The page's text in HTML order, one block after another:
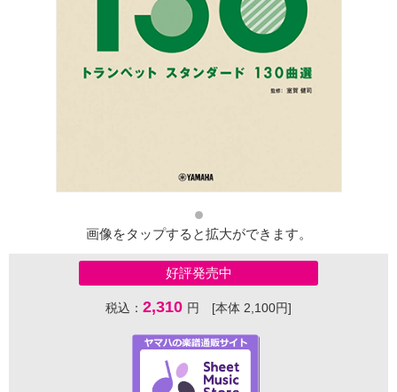
画像をタップすると拡大ができます。
好評発売中
税込： 2,310 円 [本体 2,100円]